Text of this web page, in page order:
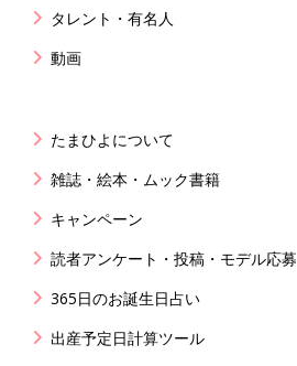
タレント・有名人
動画
たまひよについて
雑誌・絵本・ムック書籍
キャンペーン
読者アンケート・投稿・モデル応募
365日のお誕生日占い
出産予定日計算ツール